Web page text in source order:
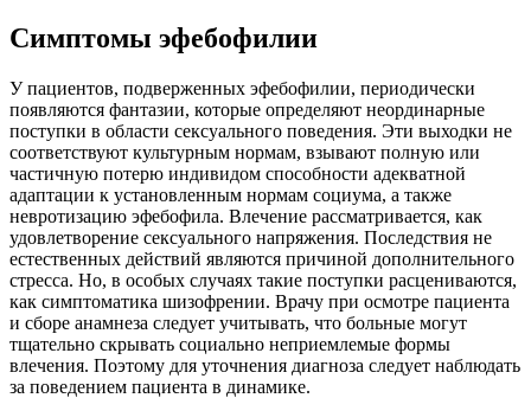
Симптомы эфебофилии
У пациентов, подверженных эфебофилии, периодически
появляются фантазии, которые определяют неординарные
поступки в области сексуального поведения. Эти выходки не
соответствуют культурным нормам, взывают полную или
частичную потерю индивидом способности адекватной
адаптации к установленным нормам социума, а также
невротизацию эфебофила. Влечение рассматривается, как
удовлетворение сексуального напряжения. Последствия не
естественных действий являются причиной дополнительного
стресса. Но, в особых случаях такие поступки расцениваются,
как симптоматика шизофрении. Врачу при осмотре пациента
и сборе анамнеза следует учитывать, что больные могут
тщательно скрывать социально неприемлемые формы
влечения. Поэтому для уточнения диагноза следует наблюдать
за поведением пациента в динамике.